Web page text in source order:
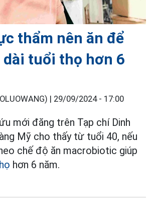
thẩm nên ăn để
dài tuổi thọ hơn 6
| 29/09/2024 - 17:00
mới đăng trên Tạp chí Dinh
Mỹ cho thấy từ tuổi 40, nếu
chế độ ăn macrobiotic giúp
hơn 6 năm.